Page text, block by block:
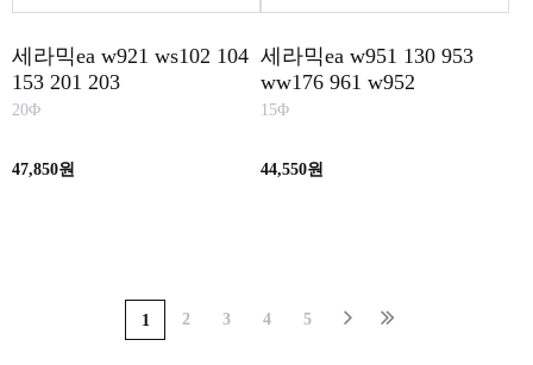
세라믹ea w921 ws102 104
153 201 203
20Φ
47,850원
세라믹ea w951 130 953
ww176 961 w952
15Φ
44,550원
1 2 3 4 5